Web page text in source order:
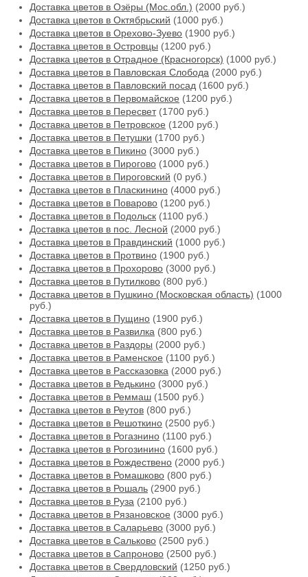
Доставка цветов в Озёры (Мос.обл.) (2000 руб.)
Доставка цветов в Октябрьский (1000 руб.)
Доставка цветов в Орехово-Зуево (1900 руб.)
Доставка цветов в Островцы (1200 руб.)
Доставка цветов в Отрадное (Красногорск) (1000 руб.)
Доставка цветов в Павловская Слобода (2000 руб.)
Доставка цветов в Павловский посад (1600 руб.)
Доставка цветов в Первомайское (1200 руб.)
Доставка цветов в Пересвет(1700 руб.)
Доставка цветов в Петровское (1200 руб.)
Доставка цветов в Петушки (1700 руб.)
Доставка цветов в Пикино (3000 руб.)
Доставка цветов в Пирогово (1000 руб.)
Доставка цветов в Пироговский (0 руб.)
Доставка цветов в Пласкинино (4000 руб.)
Доставка цветов в Поварово (1200 руб.)
Доставка цветов в Подольск (1100 руб.)
Доставка цветов в пос. Лесной (2000 руб.)
Доставка цветов в Правдинский (1000 руб.)
Доставка цветов в Протвино (1900 руб.)
Доставка цветов в Прохорово (3000 руб.)
Доставка цветов в Путилково (800 руб.)
Доставка цветов в Пушкино (Московская область) (1000
руб.)
Доставка цветов в Пущино (1900 руб.)
Доставка цветов в Развилка (800 руб.)
Доставка цветов в Раздоры (2000 руб.)
Доставка цветов в Раменское (1100 руб.)
Доставка цветов в Рассказовка (2000 руб.)
Доставка цветов в Редькино (3000 руб.)
Доставка цветов в Реммаш (1500 руб.)
Доставка цветов в Реутов (800 руб.)
Доставка цветов в Решоткино (2500 руб.)
Доставка цветов в Рогазнино (1100 руб.)
Доставка цветов в Рогозинино (1600 руб.)
Доставка цветов в Рождествено (2000 руб.)
Доставка цветов в Ромашково (800 руб.)
Доставка цветов в Рошаль (2900 руб.)
Доставка цветов в Руза (2100 руб.)
Доставка цветов в Рязановское (3000 руб.)
Доставка цветов в Саларьево (3000 руб.)
Доставка цветов в Сальково (2500 руб.)
Доставка цветов в Сапроново (2500 руб.)
Доставка цветов в Свердловский (1250 руб.)